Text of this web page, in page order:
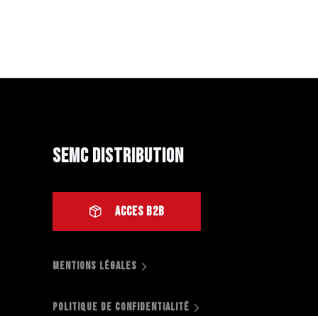
SEMC Distribution
ACCES B2B
MENTIONS LÉGALES
POLITIQUE DE CONFIDENTIALITÉ